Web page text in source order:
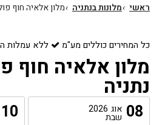
ראשי ›מלונות בנתניה ›מלון אלאיה חוף
כל המחירים כוללים מע"מ ללא עמלות
מלון אלאיה חוף
נתניה
08 אוג 2026
שבת 10